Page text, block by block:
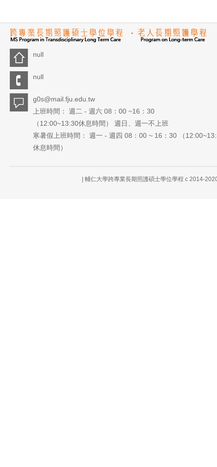
null
null
g0s@mail.fju.edu.tw
上班時間： 週二 - 週六 08：00 ~16：30
（12:00~13:30休息時間） 週日、週一不上班
寒暑假上班時間： 週一 - 週四 08：00 ~ 16：30 （
休息時間）
| 輔仁大學跨專業長期照護碩士學位學程 c 2014-